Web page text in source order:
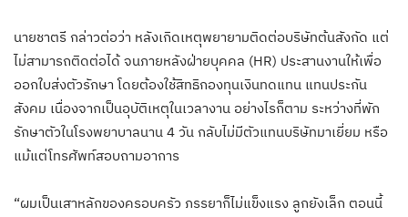
นายชาตรี กล่าวต่อว่า หลังเกิดเหตุพยายามติดต่อบริษัทต้นสังกัด แต่
ไม่สามารถติดต่อได้ จนภายหลังฝ่ายบุคคล (HR) ประสานงานให้เพื่อ
ออกใบส่งตัวรักษา โดยต้องใช้สิทธิกองทุนเงินทดแทน แทนประกัน
สังคม เนื่องจากเป็นอุบัติเหตุในเวลางาน อย่างไรก็ตาม ระหว่างที่พัก
รักษาตัวในโรงพยาบาลนาน 4 วัน กลับไม่มีตัวแทนบริษัทมาเยี่ยม หรือ
แม้แต่โทรศัพท์สอบถามอาการ
“ผมเป็นเสาหลักของครอบครัว ภรรยาก็ไม่แข็งแรง ลูกยังเล็ก ตอนนี้